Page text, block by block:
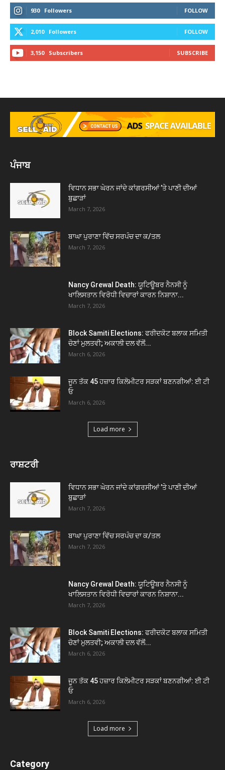
930 Followers FOLLOW
2,010 Followers FOLLOW
3,150 Subscribers SUBSCRIBE
ਪੰਜਾਬ
ਵਿਧਾਨ ਸਭਾ ਘੇਰਨ ਜਾਂਦੇ ਕਾਂਗਰਸੀਆਂ ’ਤੇ ਪਾਣੀ ਦੀਆਂ
ਬੁਛਾੜਾਂ
March 7, 2026
ਬਾਘਾ ਪੁਰਾਣਾ ਵਿੱਚ ਸਰਪੰਚ ਦਾ ਕ/ਤਲ
March 7, 2026
Nancy Grewal Death: ਯੂਟਿਊਬਰ ਨੈਨਸੀ ਨੂੰ
ਖਾਲਿਸਤਾਨ ਵਿਰੋਧੀ ਵਿਚਾਰਾਂ ਕਾਰਨ ਨਿਸ਼ਾਨਾ...
March 7, 2026
Block Samiti Elections: ਫਰੀਦਕੋਟ ਬਲਾਕ ਸਮਿਤੀ
ਚੋਣਾਂ ਮੁਲਤਵੀ; ਅਕਾਲੀ ਦਲ ਵੱਲੋਂ...
March 6, 2026
ਜੂਨ ਤੱਕ 45 ਹਜ਼ਾਰ ਕਿਲੋਮੀਟਰ ਸੜਕਾਂ ਬਣਨਗੀਆਂ: ਈ ਟੀ
ਓ
March 6, 2026
Load more
ਰਾਸ਼ਟਰੀ
ਵਿਧਾਨ ਸਭਾ ਘੇਰਨ ਜਾਂਦੇ ਕਾਂਗਰਸੀਆਂ ’ਤੇ ਪਾਣੀ ਦੀਆਂ
ਬੁਛਾੜਾਂ
March 7, 2026
ਬਾਘਾ ਪੁਰਾਣਾ ਵਿੱਚ ਸਰਪੰਚ ਦਾ ਕ/ਤਲ
March 7, 2026
Nancy Grewal Death: ਯੂਟਿਊਬਰ ਨੈਨਸੀ ਨੂੰ
ਖਾਲਿਸਤਾਨ ਵਿਰੋਧੀ ਵਿਚਾਰਾਂ ਕਾਰਨ ਨਿਸ਼ਾਨਾ...
March 7, 2026
Block Samiti Elections: ਫਰੀਦਕੋਟ ਬਲਾਕ ਸਮਿਤੀ
ਚੋਣਾਂ ਮੁਲਤਵੀ; ਅਕਾਲੀ ਦਲ ਵੱਲੋਂ...
March 6, 2026
ਜੂਨ ਤੱਕ 45 ਹਜ਼ਾਰ ਕਿਲੋਮੀਟਰ ਸੜਕਾਂ ਬਣਨਗੀਆਂ: ਈ ਟੀ
ਓ
March 6, 2026
Load more
Category